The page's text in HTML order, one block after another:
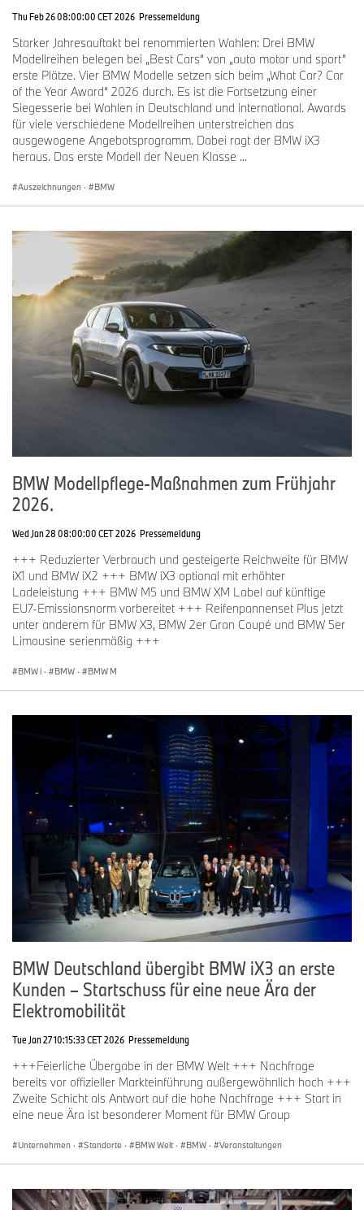
Thu Feb 26 08:00:00 CET 2026 Pressemeldung
Starker Jahresauftakt bei renommierten Wahlen: Drei BMW
Modellreihen belegen bei „Best Cars“ von „auto motor und sport“
erste Plätze. Vier BMW Modelle setzen sich beim „What Car? Car
of the Year Award“ 2026 durch. Es ist die Fortsetzung einer
Siegesserie bei Wahlen in Deutschland und international. Awards
für viele verschiedene Modellreihen unterstreichen das
ausgewogene Angebotsprogramm. Dabei ragt der BMW iX3
heraus. Das erste Modell der Neuen Klasse ...
Auszeichnungen · BMW
BMW Modellpflege-Maßnahmen zum Frühjahr
2026.
Wed Jan 28 08:00:00 CET 2026 Pressemeldung
+++ Reduzierter Verbrauch und gesteigerte Reichweite für BMW
iX1 und BMW iX2 +++ BMW iX3 optional mit erhöhter
Ladeleistung +++ BMW M5 und BMW XM Label auf künftige
EU7-Emissionsnorm vorbereitet +++ Reifenpannenset Plus jetzt
unter anderem für BMW X3, BMW 2er Gran Coupé und BMW 5er
Limousine serienmäßig +++
BMW i · BMW · BMW M
BMW Deutschland übergibt BMW iX3 an erste
Kunden – Startschuss für eine neue Ära der
Elektromobilität
Tue Jan 27 10:15:33 CET 2026 Pressemeldung
+++Feierliche Übergabe in der BMW Welt +++ Nachfrage
bereits vor offizieller Markteinführung außergewöhnlich hoch +++
Zweite Schicht als Antwort auf die hohe Nachfrage +++ Start in
eine neue Ära ist besonderer Moment für BMW Group
Unternehmen · Standorte · BMW Welt · BMW · Veranstaltungen